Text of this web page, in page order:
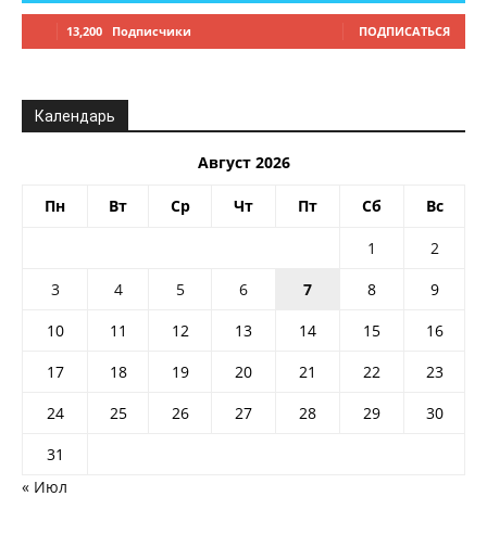
13,200 Подписчики ПОДПИСАТЬСЯ
Календарь
Август 2026
Пн Вт Ср Чт Пт Сб Вс
1
2
3
4 5 6 7 8
9
10
11 12 13 14 15
16
17
18 19 20 21 22
23
24
25 26 27 28 29
30
31
« Июл